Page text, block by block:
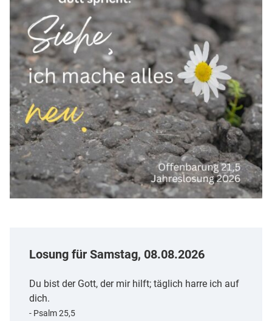
Losung für Samstag, 08.08.2026
Du bist der Gott, der mir hilft; täglich harre ich auf
dich.
- Psalm 25,5